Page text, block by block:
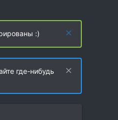
:)
где-нибудь